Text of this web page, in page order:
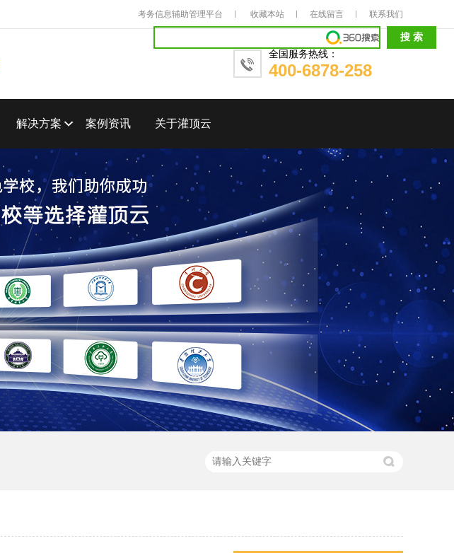
考务信息辅助管理平台 收藏本站 在线留言 联系我们
全国服务热线：
400-6878-258
解决方案 案例资讯 关于灌顶云